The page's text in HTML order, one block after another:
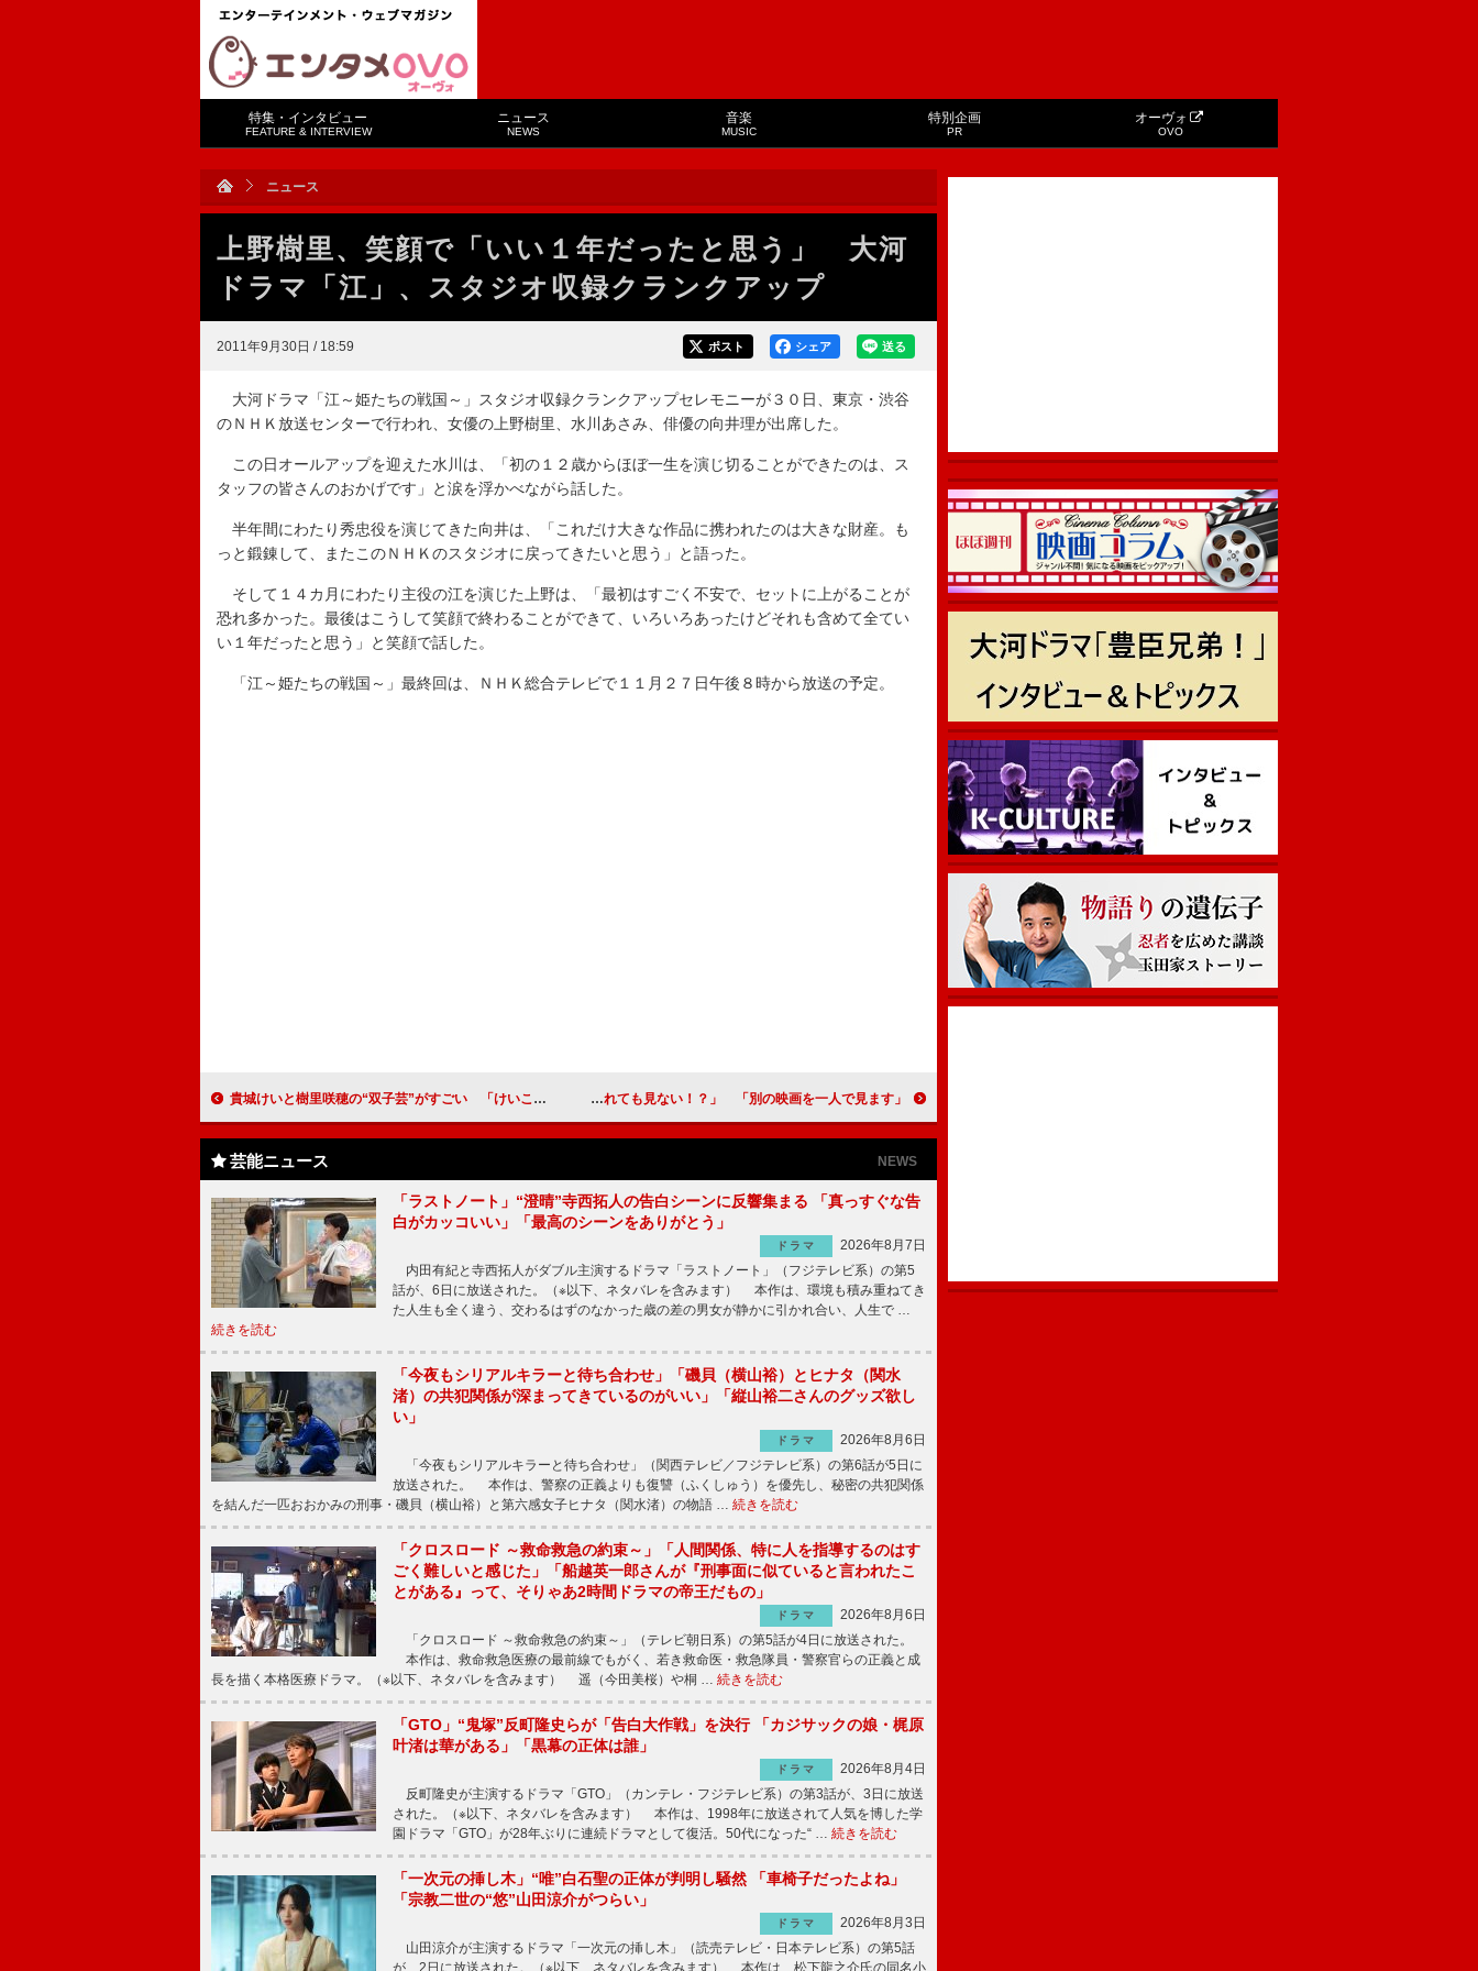
特集・インタビュー
FEATURE & INTERVIEW
ニュース
NEWS
音楽
MUSIC
特別企画
PR
オーヴォ
OVO
ニュース
上野樹里、笑顔で「いい１年だったと思う」 大河
ドラマ「江」、スタジオ収録クランクアップ
2011年9月30日 / 18:59 送る
シェア
ポスト
大河ドラマ「江～姫たちの戦国～」スタジオ収録クランクアップセレモニーが３０日、東京・渋谷
のＮＨＫ放送センターで行われ、女優の上野樹里、水川あさみ、俳優の向井理が出席した。
この日オールアップを迎えた水川は、「初の１２歳からほぼ一生を演じ切ることができたのは、ス
タッフの皆さんのおかげです」と涙を浮かべながら話した。
半年間にわたり秀忠役を演じてきた向井は、「これだけ大きな作品に携われたのは大きな財産。も
っと鍛錬して、またこのＮＨＫのスタジオに戻ってきたいと思う」と語った。
そして１４カ月にわたり主役の江を演じた上野は、「最初はすごく不安で、セットに上がることが
恐れ多かった。最後はこうして笑顔で終わることができて、いろいろあったけどそれも含めて全てい
い１年だったと思う」と笑顔で話した。
「江～姫たちの戦国～」最終回は、ＮＨＫ総合テレビで１１月２７日午後８時から放送の予定。
貴城けいと樹里咲穂の“双子芸”がすごい 「けいこが進むうちに動きが自然になった」 加賀美セイラ、「彼氏にホラーを誘われても見ない！？」 「別の映画を一人で見ます」
芸能ニュース NEWS
「ラストノート」“澄晴”寺西拓人の告白シーンに反響集まる 「真っすぐな告
白がカッコいい」「最高のシーンをありがとう」
ドラマ
2026年8月7日
内田有紀と寺西拓人がダブル主演するドラマ「ラストノート」（フジテレビ系）の第5
話が、6日に放送された。（※以下、ネタバレを含みます） 本作は、環境も積み重ねてき
た人生も全く違う、交わるはずのなかった歳の差の男女が静かに引かれ合い、人生で …
続きを読む
「今夜もシリアルキラーと待ち合わせ」「磯貝（横山裕）とヒナタ（関水
渚）の共犯関係が深まってきているのがいい」「縦山裕二さんのグッズ欲し
い」
ドラマ
2026年8月6日
「今夜もシリアルキラーと待ち合わせ」（関西テレビ／フジテレビ系）の第6話が5日に
放送された。 本作は、警察の正義よりも復讐（ふくしゅう）を優先し、秘密の共犯関係
を結んだ一匹おおかみの刑事・磯貝（横山裕）と第六感女子ヒナタ（関水渚）の物語 … 続きを読む
「クロスロード ～救命救急の約束～」「人間関係、特に人を指導するのはす
ごく難しいと感じた」「船越英一郎さんが『刑事面に似ていると言われたこ
とがある』って、そりゃあ2時間ドラマの帝王だもの」
ドラマ
2026年8月6日
「クロスロード ～救命救急の約束～」（テレビ朝日系）の第5話が4日に放送された。
本作は、救命救急医療の最前線でもがく、若き救命医・救急隊員・警察官らの正義と成
長を描く本格医療ドラマ。（※以下、ネタバレを含みます） 遥（今田美桜）や桐 … 続きを読む
「GTO」“鬼塚”反町隆史らが「告白大作戦」を決行 「カジサックの娘・梶原
叶渚は華がある」「黒幕の正体は誰」
ドラマ
2026年8月4日
反町隆史が主演するドラマ「GTO」（カンテレ・フジテレビ系）の第3話が、3日に放送
された。（※以下、ネタバレを含みます） 本作は、1998年に放送されて人気を博した学
園ドラマ「GTO」が28年ぶりに連続ドラマとして復活。50代になった“ … 続きを読む
「一次元の挿し木」“唯”白石聖の正体が判明し騒然 「車椅子だったよね」
「宗教二世の“悠”山田涼介がつらい」
ドラマ
2026年8月3日
山田涼介が主演するドラマ「一次元の挿し木」（読売テレビ・日本テレビ系）の第5話
が、2日に放送された。（※以下、ネタバレを含みます） 本作は、松下龍之介氏の同名小